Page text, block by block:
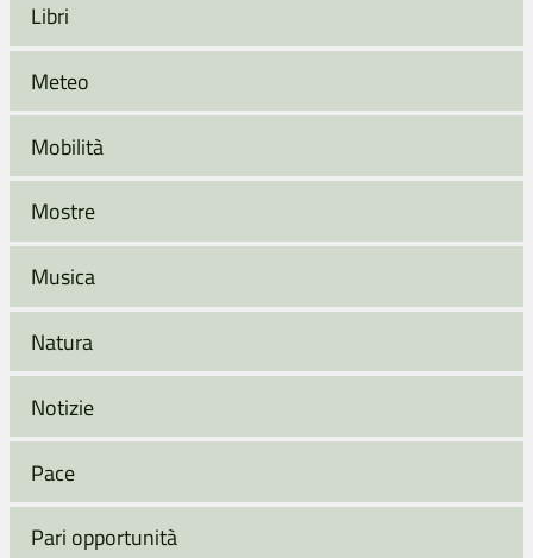
Libri
Meteo
Mobilità
Mostre
Musica
Natura
Notizie
Pace
Pari opportunità